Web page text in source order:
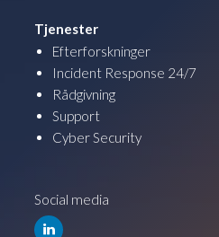
Tjenester
Efterforskninger
Incident Response 24/7
Rådgivning
Support
Cyber Security
Social media